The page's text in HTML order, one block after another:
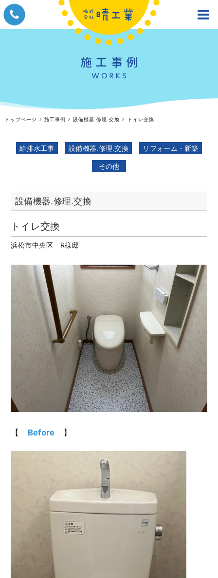
施工事例
WORKS
トップページ 施工事例 設備機器.修理.交換 トイレ交換
給排水工事 設備機器.修理.交換 リフォーム・新築
その他
設備機器.修理.交換
トイレ交換
浜松市中央区 R様邸
【 Before 】